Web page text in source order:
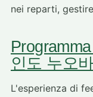
nei reparti,
인도 누오
L'esperienza di